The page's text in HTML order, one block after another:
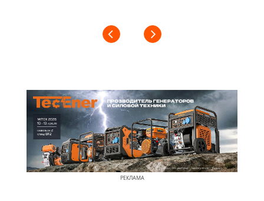
РЕКЛАМА